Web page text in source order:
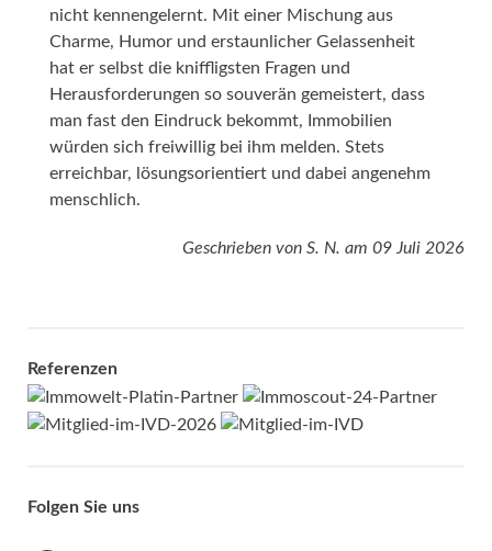
nicht kennengelernt. Mit einer Mischung aus
Charme, Humor und erstaunlicher Gelassenheit
hat er selbst die kniffligsten Fragen und
Herausforderungen so souverän gemeistert, dass
man fast den Eindruck bekommt, Immobilien
würden sich freiwillig bei ihm melden. Stets
erreichbar, lösungsorientiert und dabei angenehm
menschlich.
Geschrieben von S. N. am 09 Juli 2026
Referenzen
Folgen Sie uns